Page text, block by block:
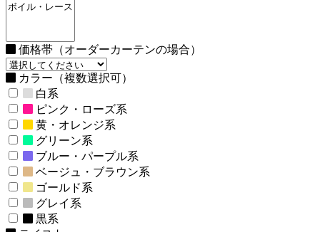
価格帯（オーダーカーテンの場合）
カラー（複数選択可）
白系
ピンク・ローズ系
黄・オレンジ系
グリーン系
ブルー・パープル系
ベージュ・ブラウン系
ゴールド系
グレイ系
黒系